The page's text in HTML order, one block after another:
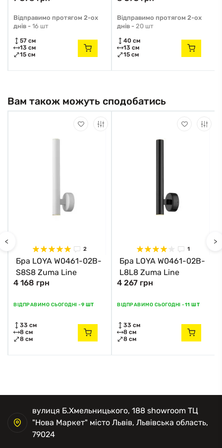
Відправимо протягом 2-ох
днів - 16 шт
57 см
13 см
15 см
Відправимо протягом 2-ох
днів - 20 шт
40 см
13 см
15 см
Вам також можуть сподобатись
<
2
Бра LOYA W0461-02B-
S8S8 Zuma Line
4 168 грн
ВІДПРАВИМО СЬОГОДНІ -9 ШТ
33 см
8 см
8 см
1
Бра LOYA W0461-02B-
L8L8 Zuma Line
4 267 грн
ВІДПРАВИМО СЬОГОДНІ -11 ШТ
33 см
8 см
8 см
>
вулиця Б.Хмельницького, 188 showroom ТЦ
"Нова Маркет" місто Львів, Львівська область,
79024